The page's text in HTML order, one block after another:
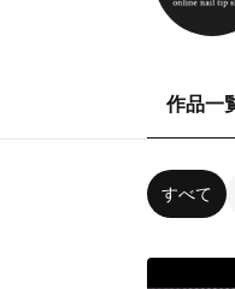
作品一
すべて